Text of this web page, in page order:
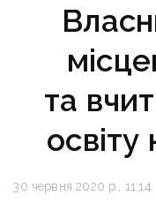
та
30 червня 2020 р., 11:14